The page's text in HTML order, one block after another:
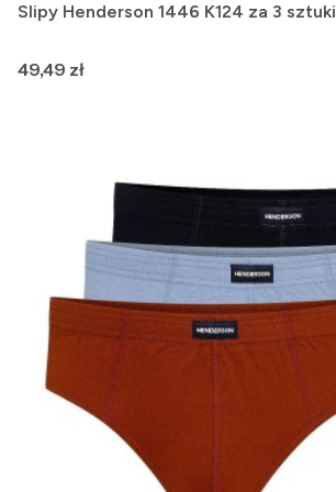
Slipy Henderson 1446 K124 za 3 sztuki
Cena
49,49 zł